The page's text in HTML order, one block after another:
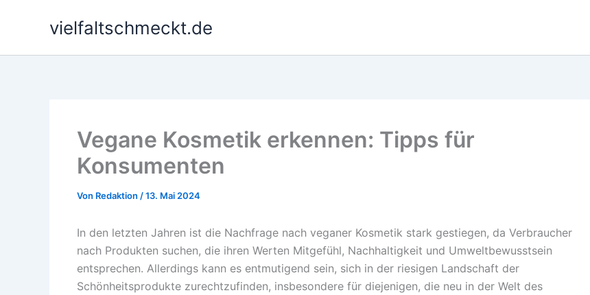
vielfaltschmeckt.de
Vegane Kosmetik erkennen: Tipps für
Konsumenten
Von Redaktion /13. Mai 2024
In den letzten Jahren ist die Nachfrage nach veganer Kosmetik stark gestiegen, da Verbraucher
nach Produkten suchen, die ihren Werten Mitgefühl, Nachhaltigkeit und Umweltbewusstsein
entsprechen. Allerdings kann es entmutigend sein, sich in der riesigen Landschaft der
Schönheitsprodukte zurechtzufinden, insbesondere für diejenigen, die neu in der Welt des